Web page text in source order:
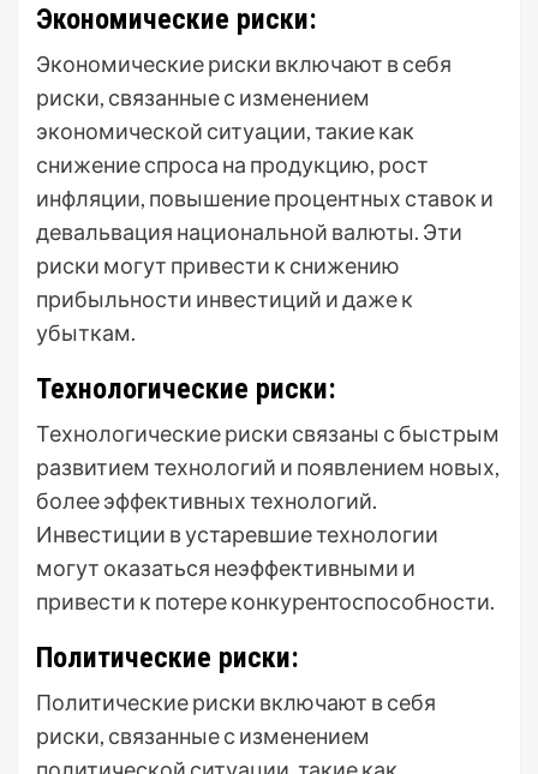
Экономические риски:
Экономические риски включают в себя
риски, связанные с изменением
экономической ситуации, такие как
снижение спроса на продукцию, рост
инфляции, повышение процентных ставок и
девальвация национальной валюты. Эти
риски могут привести к снижению
прибыльности инвестиций и даже к
убыткам.
Технологические риски:
Технологические риски связаны с быстрым
развитием технологий и появлением новых,
более эффективных технологий.
Инвестиции в устаревшие технологии
могут оказаться неэффективными и
привести к потере конкурентоспособности.
Политические риски:
Политические риски включают в себя
риски, связанные с изменением